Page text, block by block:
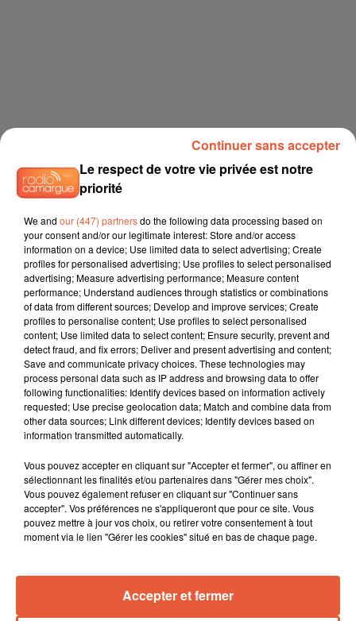
À LA UNE
9h00
Festival Peplum 2026 : Arles célèbre l'Antiquité
sous les étoiles...
Le respect de votre vie privée est notre
priorité
We and our (447) partnersdo the following data processing based on
your consent and/or our legitimate interest: Store and/or access
information on a device; Use limited data to select advertising; Create
profiles for personalised advertising; Use profiles to select personalised
advertising; Measure advertising performance; Measure content
performance; Understand audiences through statistics or combinations
of data from different sources; Develop and improve services; Create
profiles to personalise content; Use profiles to select personalised
content; Use limited data to select content; Ensure security, prevent and
detect fraud, and fix errors; Deliver and present advertising and content;
Save and communicate privacy choices. These technologies may
process personal data such as IP address and browsing data to offer
following functionalities: Identify devices based on information actively
requested; Use precise geolocation data; Match and combine data from
other data sources; Link different devices; Identify devices based on
information transmitted automatically.
Vous pouvez accepter en cliquant sur "Accepter et fermer", ou affiner en
sélectionnant les finalités et/ou partenaires dans "Gérer mes choix".
Vous pouvez également refuser en cliquant sur "Continuer sans
accepter". Vos préférences ne s'appliqueront que pour ce site. Vous
pouvez mettre à jour vos choix, ou retirer votre consentement à tout
moment via le lien "Gérer les cookies" situé en bas de chaque page.
Accepter et fermer
Continuer sans accepter